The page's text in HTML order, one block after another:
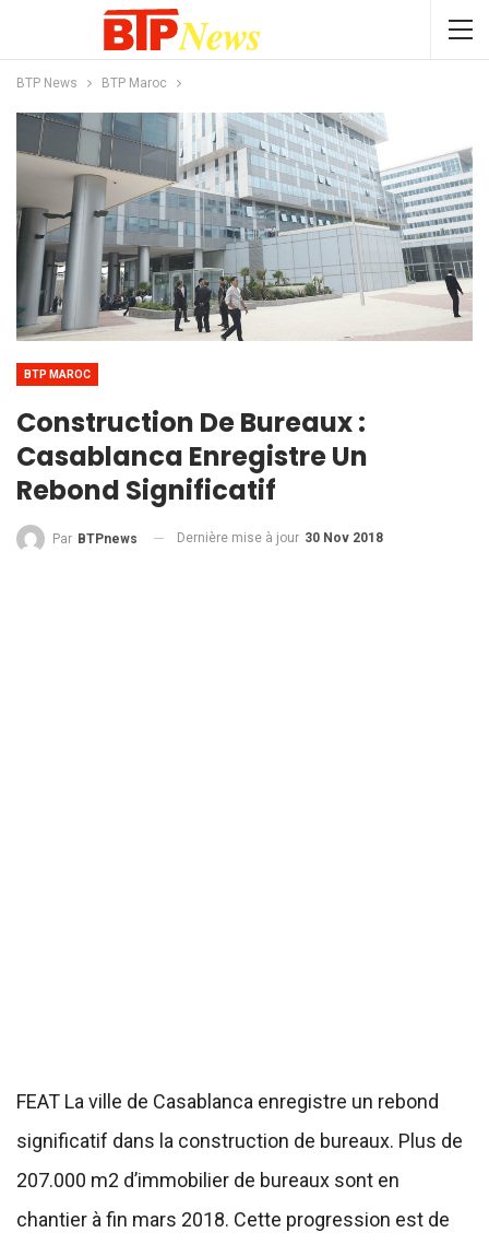
BTP News BTP Maroc
BTP MAROC
Construction De Bureaux :
Casablanca Enregistre Un
Rebond Significatif
Par BTPnews Dernière mise à jour 30 Nov 2018
FEAT La ville de Casablanca enregistre un rebond
significatif dans la construction de bureaux. Plus de
207.000 m2 d’immobilier de bureaux sont en
chantier à fin mars 2018. Cette progression est de